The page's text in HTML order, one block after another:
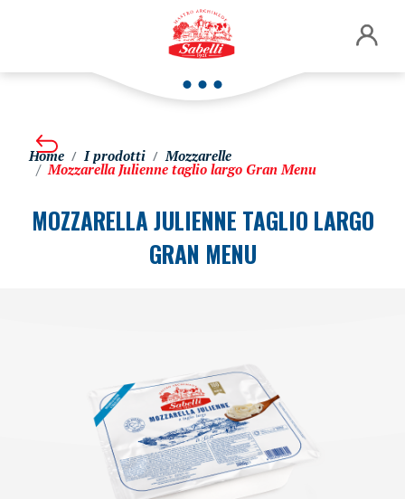
Home I prodotti Mozzarelle
Mozzarella Julienne taglio largo Gran Menu
MOZZARELLA JULIENNE TAGLIO LARGO
GRAN MENU